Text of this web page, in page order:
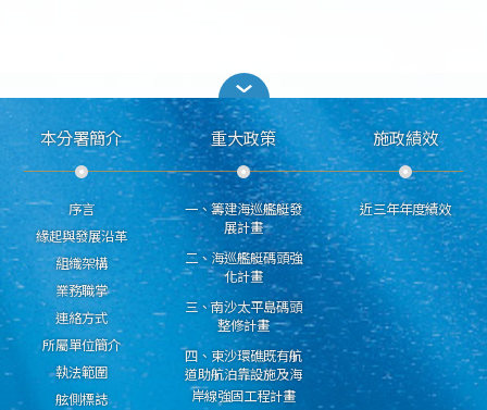
本分署簡介
序言
緣起與發展沿革
組織架構
業務職掌
連絡方式
所屬單位簡介
執法範圍
舷側標誌
重大政策
一、籌建海巡艦艇發
展計畫
二、海巡艦艇碼頭強
化計畫
三、南沙太平島碼頭
整修計畫
四、東沙環礁既有航
道助航泊靠設施及海
岸線強固工程計畫
施政績效
近三年年度績效